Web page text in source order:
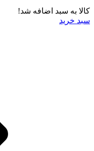
کالا به سبد اضافه شد!
سبد خرید